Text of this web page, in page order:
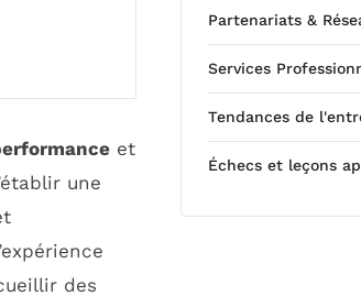
et
une
des
Partenariats &
Services
Tendances de
Échecs et leçons